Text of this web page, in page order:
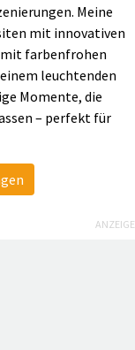
Meine
mit innovativen
mit farbenfrohen
leuchtenden
Momente, die
– perfekt für
ANZEIGE